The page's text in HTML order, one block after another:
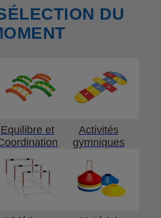
DU
Equilibre et
Activités
gymniques